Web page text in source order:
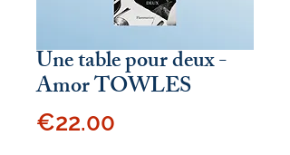
Une table pour deux -
Amor TOWLES
€22.00